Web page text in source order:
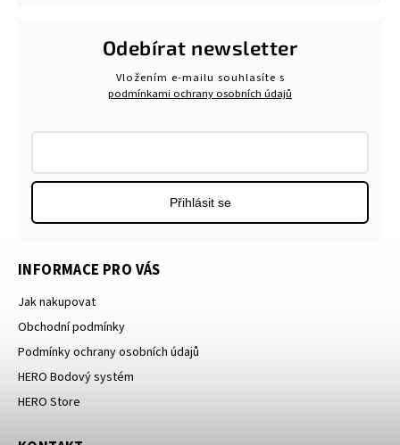
INFORMACE PRO VÁS
Jak nakupovat
Obchodní podmínky
Podmínky ochrany osobních údajů
HERO Bodový systém
HERO Store
Odebírat newsletter
Vložením e-mailu souhlasíte s
podmínkami ochrany osobních údajů
Přihlásit se